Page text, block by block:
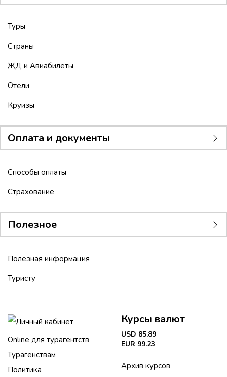
Туры
Страны
ЖД и Авиабилеты
Отели
Круизы
Оплата и документы
Способы оплаты
Страхование
Полезное
Полезная информация
Туристу
Личный кабинет
Online для турагентств
Турагенствам
Политика
Курсы валют
USD 85.89
EUR 99.23
Архив курсов